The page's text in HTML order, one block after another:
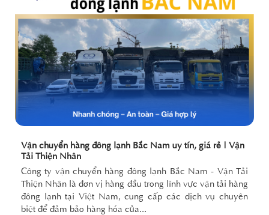
Vận chuyển hàng đông lạnh Bắc Nam uy tín, giá rẻ | Vận
Tải Thiện Nhân
Công ty vận chuyển hàng đông lạnh Bắc Nam - Vận Tải
Thiện Nhân là đơn vị hàng đầu trong lĩnh vực vận tải hàng
đông lạnh tại Việt Nam, cung cấp các dịch vụ chuyên
biệt để đảm bảo hàng hóa của...